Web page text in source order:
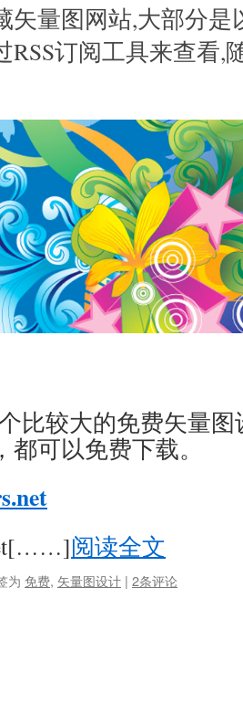
矢量图网站,大部分
RSS订阅工具来查看,
个比较大的免费矢量
可以免费下载。
阅读全文
为 免费, 矢量图设计 | 2条评论